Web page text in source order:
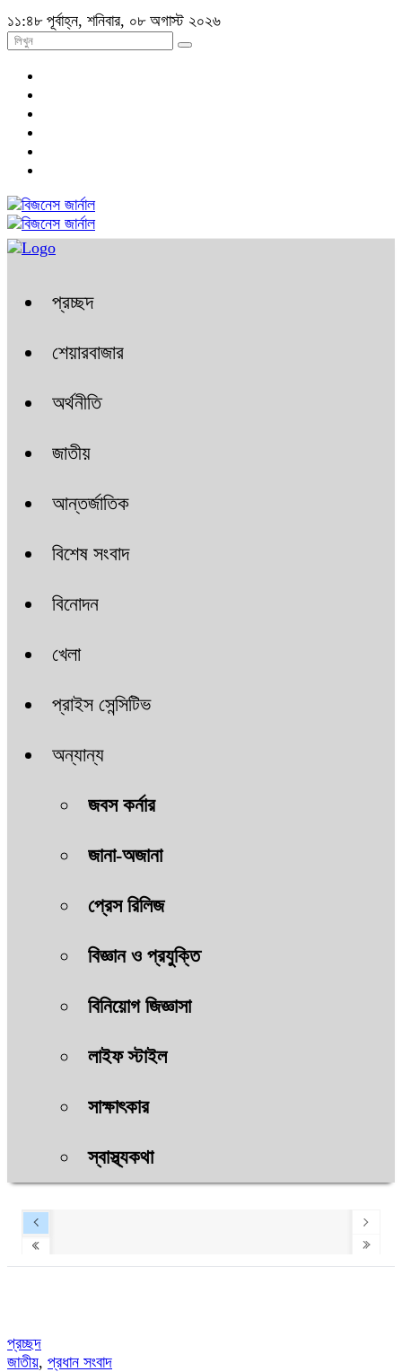
১১:৪৮ পূর্বাহ্ন, শনিবার, ০৮ অগাস্ট ২০২৬
প্রচ্ছদ
শেয়ারবাজার
অর্থনীতি
জাতীয়
আন্তর্জাতিক
বিশেষ সংবাদ
বিনোদন
খেলা
প্রাইস সেন্সিটিভ
অন্যান্য
জবস কর্নার
জানা-অজানা
প্রেস রিলিজ
বিজ্ঞান ও প্রযুক্তি
বিনিয়োগ জিজ্ঞাসা
লাইফ স্টাইল
সাক্ষাৎকার
স্বাস্থ্যকথা
প্রচ্ছদ
জাতীয়, প্রধান সংবাদ